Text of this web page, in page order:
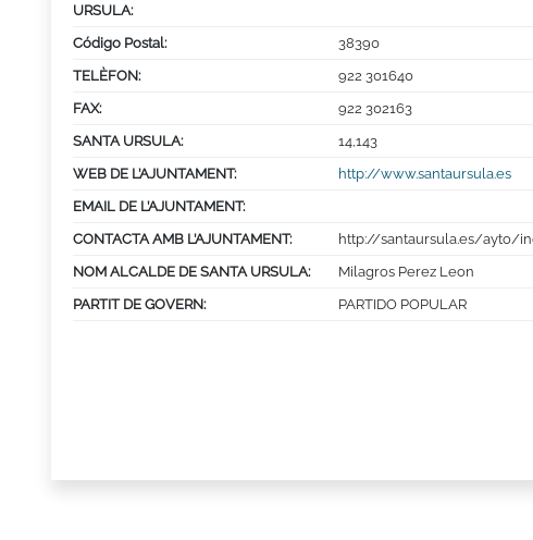
URSULA:
Código Postal:
38390
TELÈFON:
922 301640
FAX:
922 302163
SANTA URSULA:
14,143
WEB DE L’AJUNTAMENT:
http://www.santaursula.es
EMAIL DE L’AJUNTAMENT:
CONTACTA AMB L’AJUNTAMENT:
http://santaursula.es/ayto/
NOM ALCALDE DE SANTA URSULA:
Milagros Perez Leon
PARTIT DE GOVERN:
PARTIDO POPULAR